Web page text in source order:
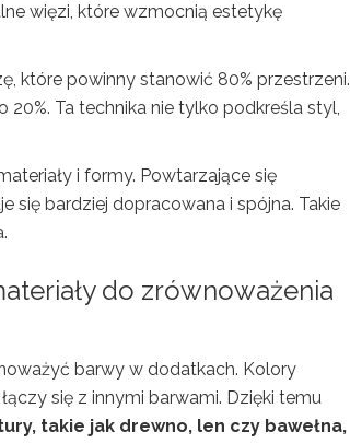
więzi, które wzmocnią estetykę
które powinny stanowić 80% przestrzeni.
Ta technika nie tylko podkreśla styl,
i formy. Powtarzające się
się bardziej dopracowana i spójna. Takie
do zrównoważenia
barwy w dodatkach. Kolory
się z innymi barwami. Dzięki temu
takie jak drewno, len czy bawełna,